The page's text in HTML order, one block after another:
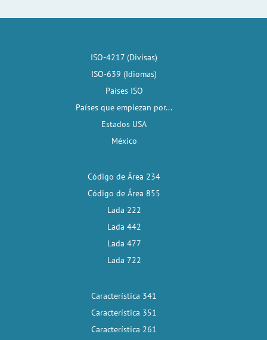
ISO-4217 (Divisas)
ISO-639 (Idiomas)
Países ISO
Países que empiezan por...
Estados USA
México
Código de Área 234
Código de Área 855
Lada 222
Lada 442
Lada 477
Lada 722
Característica 341
Característica 351
Característica 261